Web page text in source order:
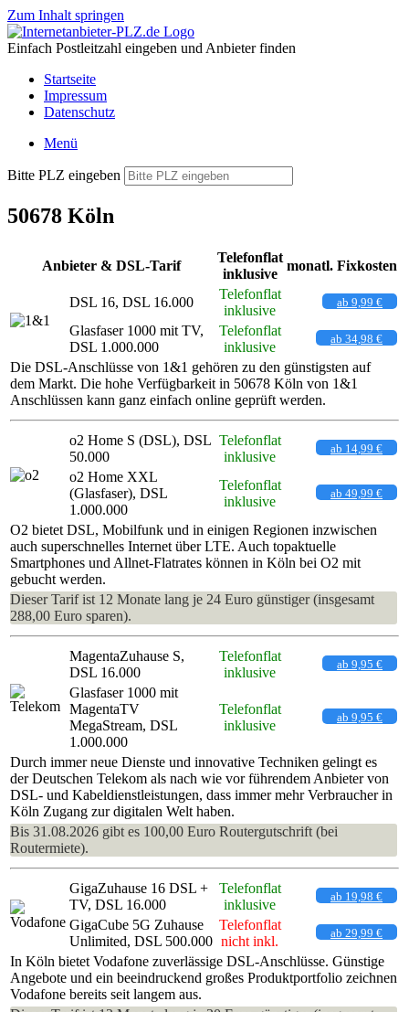
Zum Inhalt springen
Einfach Postleitzahl eingeben und Anbieter finden
Startseite
Impressum
Datenschutz
Menü
Bitte PLZ eingeben
50678 Köln
Anbieter & DSL-Tarif
Telefonflat
inklusive
monatl. Fixkosten
DSL 16, DSL 16.000
Telefonflat
inklusive
ab 9,99 €
Glasfaser 1000 mit TV,
DSL 1.000.000
Telefonflat
inklusive
ab 34,98 €
Die DSL-Anschlüsse von 1&1 gehören zu den günstigsten auf
dem Markt. Die hohe Verfügbarkeit in 50678 Köln von 1&1
Anschlüssen kann ganz einfach online geprüft werden.
o2 Home S (DSL), DSL
50.000
Telefonflat
inklusive
ab 14,99 €
o2 Home XXL
(Glasfaser), DSL
1.000.000
Telefonflat
inklusive
ab 49,99 €
O2 bietet DSL, Mobilfunk und in einigen Regionen inzwischen
auch superschnelles Internet über LTE. Auch topaktuelle
Smartphones und Allnet-Flatrates können in Köln bei O2 mit
gebucht werden.
Dieser Tarif ist 12 Monate lang je 24 Euro günstiger (insgesamt
288,00 Euro sparen).
MagentaZuhause S,
DSL 16.000
Telefonflat
inklusive
ab 9,95 €
Glasfaser 1000 mit
MagentaTV
MegaStream, DSL
1.000.000
Telefonflat
inklusive
ab 9,95 €
Durch immer neue Dienste und innovative Techniken gelingt es
der Deutschen Telekom als nach wie vor führendem Anbieter von
DSL- und Kabeldienstleistungen, dass immer mehr Verbraucher in
Köln Zugang zur digitalen Welt haben.
Bis 31.08.2026 gibt es 100,00 Euro Routergutschrift (bei
Routermiete).
GigaZuhause 16 DSL +
TV, DSL 16.000
Telefonflat
inklusive
ab 19,98 €
GigaCube 5G Zuhause
Unlimited, DSL 500.000
Telefonflat
nicht inkl.
ab 29,99 €
In Köln bietet Vodafone zuverlässige DSL-Anschlüsse. Günstige
Angebote und ein beeindruckend großes Produktportfolio zeichnen
Vodafone bereits seit langem aus.